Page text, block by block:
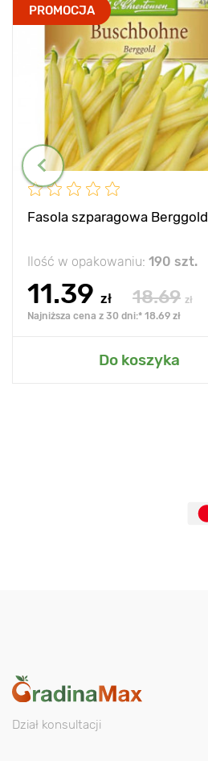
PROMOCJA
Fasola szparagowa Berggold
Ilość w opakowaniu: 190 szt.
11.39 zł 18.69 zł
Najniższa cena z 30 dni:* 18.69 zł
Do koszyka
Dział konsultacji